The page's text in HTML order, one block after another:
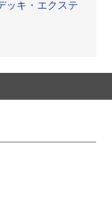
ッキ・エクステ